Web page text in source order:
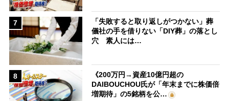
7
「失敗すると取り返しがつかない」葬
儀社の手を借りない「DIY葬」の落とし
穴 素人には…
8
《200万円→資産10億円超の
DAIBOUCHOU氏が「年末までに株価倍
増期待」の5銘柄を公…